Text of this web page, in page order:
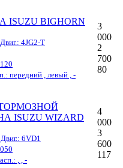
ISUZU BIGHORN
4JG2-T
передний , левый , -
3
000
2
700
80
ISUZU WIZARD
6VD1
, , -
4
000
3
600
117